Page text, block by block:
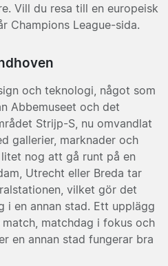
Vill du resa till en europeisk
Champions League-sida.
och teknologi, något som
Abbemuseet och det
Strijp-S, nu omvandlat
gallerier, marknader och
nog att gå runt på en
Utrecht eller Breda tar
vilket gör det
i en annan stad. Ett upplägg
matchdag i fokus och
en annan stad fungerar bra